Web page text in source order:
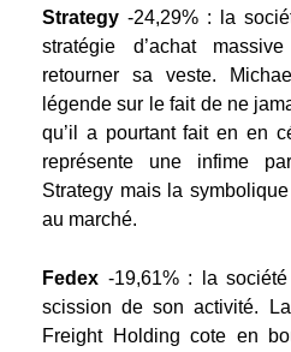
Strategy -24,29%: la
stratégie d’achat
retourner sa veste.
légende sur le fait de ne
qu’il a pourtant fait en en
représente une infime
Strategy mais la
au marché.
Fedex -19,61%: la société
scission de son activité.
Freight Holding cote en